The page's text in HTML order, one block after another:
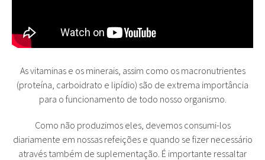
As vitaminas e os minerais, assim como os macronutrientes
(proteína, carboidrato e lipídio) são de extrema importância
para o funcionamento de todo nosso organismo.
Como não produzimos eles, devemos consumi-los
diariamente em nossas refeições e quando se fizer necessário
através também de suplementação. É importante ressaltar